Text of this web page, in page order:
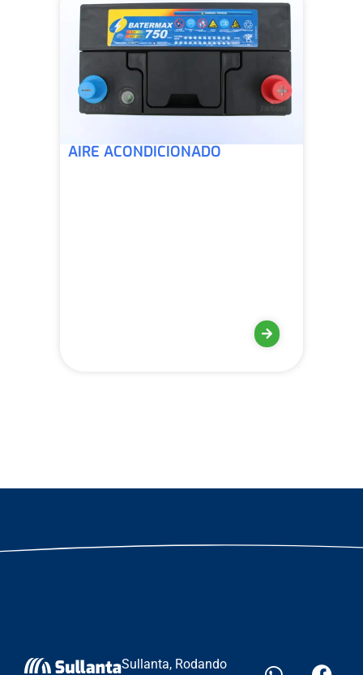
AIRE ACONDICIONADO
Sullanta, Rodando